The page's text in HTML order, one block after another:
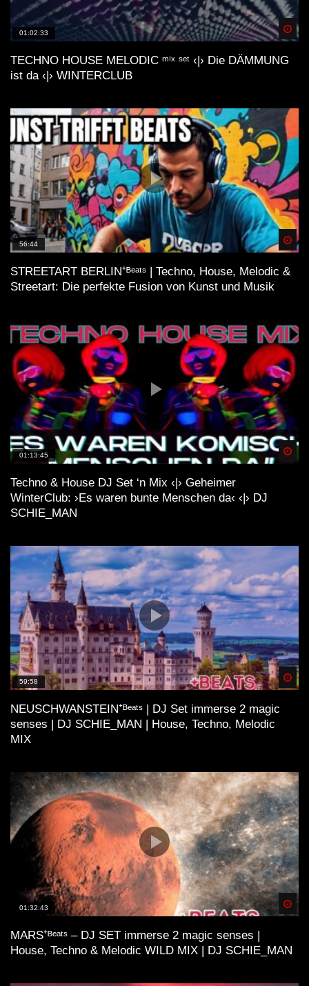
01:02:33
TECHNO HOUSE MELODIC ᵐⁱˣ ˢᵉᵗ ‹|› Die DÄMMUNG
ist da ‹|› WINTERCLUB
56:44
STREETART BERLIN⁺ᴮᵉᵃᵗˢ | Techno, House, Melodic &
Streetart: Die perfekte Fusion von Kunst und Musik
01:13:45
Techno & House DJ Set ‘n Mix ‹|› Geheimer
WinterClub: ›Es waren bunte Menschen da‹ ‹|› DJ
SCHIE_MAN
59:58
NEUSCHWANSTEIN⁺ᴮᵉᵃᵗˢ | DJ Set immerse 2 magic
senses | DJ SCHIE_MAN | House, Techno, Melodic
MIX
01:32:43
MARS⁺ᴮᵉᵃᵗˢ – DJ SET immerse 2 magic senses |
House, Techno & Melodic WILD MIX | DJ SCHIE_MAN